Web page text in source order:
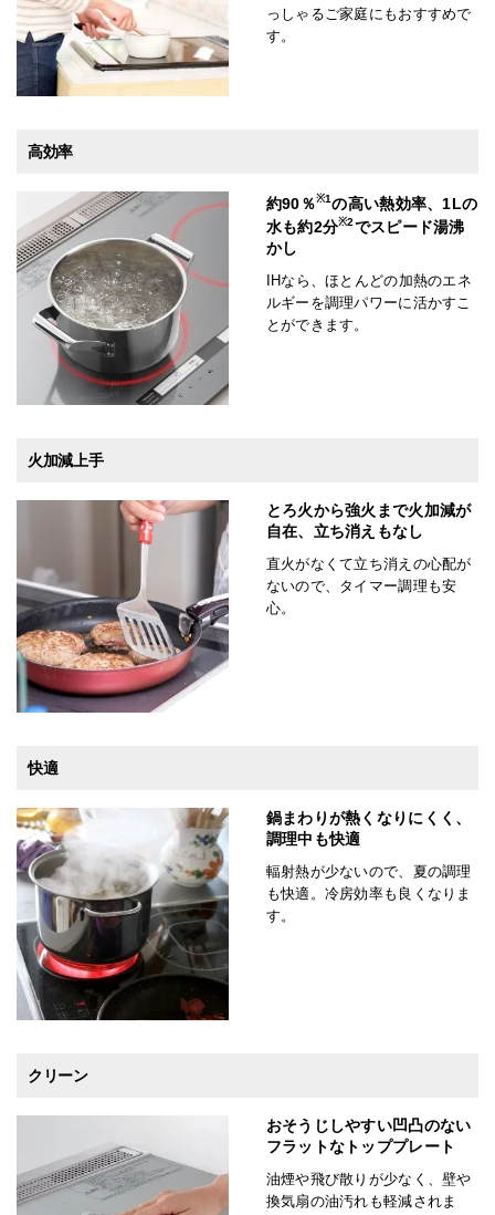
っしゃるご家庭にもおすすめで
す。
高効率
約90％※1の高い熱効率、1Lの
水も約2分※2でスピード湯沸
かし
IHなら、ほとんどの加熱のエネ
ルギーを調理パワーに活かすこ
とができます。
火加減上手
とろ火から強火まで火加減が
自在、立ち消えもなし
直火がなくて立ち消えの心配が
ないので、タイマー調理も安
心。
快適
鍋まわりが熱くなりにくく、
調理中も快適
輻射熱が少ないので、夏の調理
も快適。冷房効率も良くなりま
す。
クリーン
おそうじしやすい凹凸のない
フラットなトッププレート
油煙や飛び散りが少なく、壁や
換気扇の油汚れも軽減されま